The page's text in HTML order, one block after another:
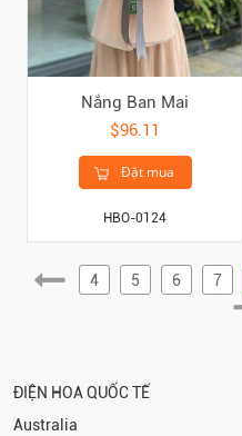
Nắng Ban Mai
$96.11
Đặt mua
HBO-0124
4 5 6 7
ĐIỆN HOA QUỐC TẾ
Australia